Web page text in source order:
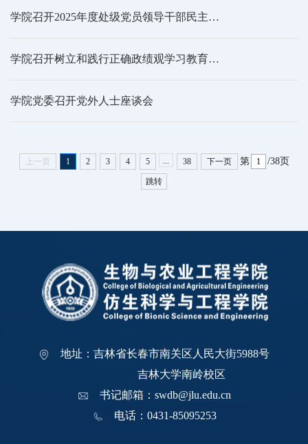
学院召开2025年度处级党员领导干部民主生活会
学院召开树立和践行正确政绩观学习教育启动部署会
学院党委召开党外人士座谈会
上一页 1 2 3 4 5 ... 38 下一页 第 /38页
跳转
地址：吉林省长春市南关区人民大街5988号
吉林大学南岭校区
书记邮箱：swdb@jlu.edu.cn
电话：0431-85095253